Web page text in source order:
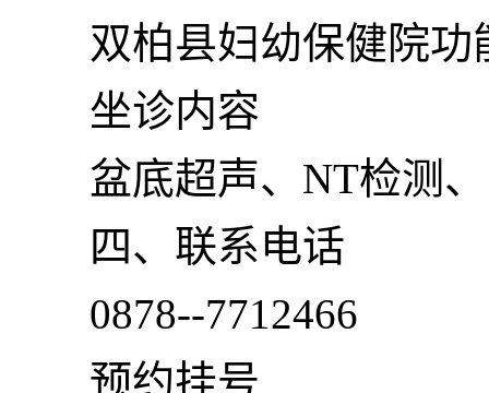
双柏县妇幼保健院功
坐诊内容
盆底超声、NT检测
四、联系电话
0878--7712466
预约挂号